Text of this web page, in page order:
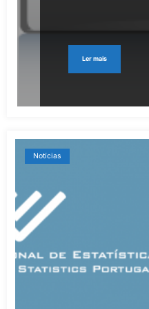
Ler mais
Notícias